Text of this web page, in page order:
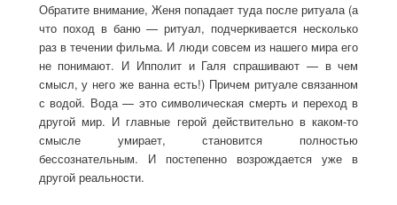
Обратите внимание, Женя попадает туда после ритуала (а
что поход в баню — ритуал, подчеркивается несколько
раз в течении фильма. И люди совсем из нашего мира его
не понимают. И Ипполит и Галя спрашивают — в чем
смысл, у него же ванна есть!) Причем ритуале связанном
с водой. Вода — это символическая смерть и переход в
другой мир. И главные герой действительно в каком-то
смысле умирает, становится полностью
бессознательным. И постепенно возрождается уже в
другой реальности.